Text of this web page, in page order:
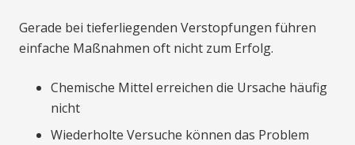
Gerade bei tieferliegenden Verstopfungen führen
einfache Maßnahmen oft nicht zum Erfolg.
Chemische Mittel erreichen die Ursache häufig
nicht
Wiederholte Versuche können das Problem